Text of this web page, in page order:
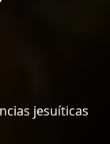
jesuíticas